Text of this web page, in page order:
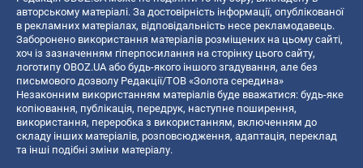
авторському матеріалі. За достовірність інформації, опублікованої
в рекламних матеріалах, відповідальність несе рекламодавець.
Заборонено використання матеріалів розміщених на цьому сайті,
хоч із зазначенням гіперпосилання на сторінку цього сайту,
логотипу OBOZ.UA або будь-якого іншого згадування, але без
письмового дозволу Редакції/ТОВ «Золота середина»
Незаконним використанням матеріалів буде вважатися: будь-яке
копiювання, публiкацiя, передрук, наступне поширення,
використання, переробка з використанням, включенням до
складу інших матеріалів, розповсюдження, адаптація, переклад
та інші подібні зміни матеріалу.